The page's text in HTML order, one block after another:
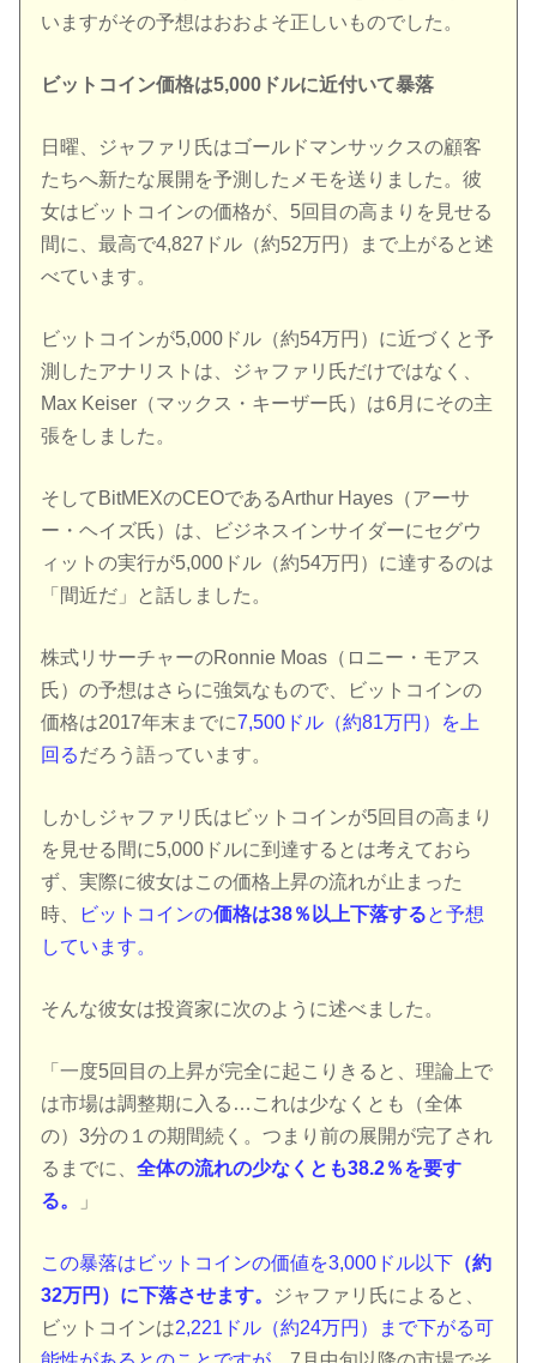
いますがその予想はおおよそ正しいものでした。
ビットコイン価格は5,000ドルに近付いて暴落
日曜、ジャファリ氏はゴールドマンサックスの顧客
たちへ新たな展開を予測したメモを送りました。彼
女はビットコインの価格が、5回目の高まりを見せる
間に、最高で4,827ドル（約52万円）まで上がると述
べています。
ビットコインが5,000ドル（約54万円）に近づくと予
測したアナリストは、ジャファリ氏だけではなく、
Max Keiser（マックス・キーザー氏）は6月にその主
張をしました。
そしてBitMEXのCEOであるArthur Hayes（アーサ
ー・ヘイズ氏）は、ビジネスインサイダーにセグウ
ィットの実行が5,000ドル（約54万円）に達するのは
「間近だ」と話しました。
株式リサーチャーのRonnie Moas（ロニー・モアス
氏）の予想はさらに強気なもので、ビットコインの
価格は2017年末までに7,500ドル（約81万円）を上
回るだろう語っています。
しかしジャファリ氏はビットコインが5回目の高まり
を見せる間に5,000ドルに到達するとは考えておら
ず、実際に彼女はこの価格上昇の流れが止まった
時、
ビットコインの価格は38％以上下落すると予想
しています。
そんな彼女は投資家に次のように述べました。
「一度5回目の上昇が完全に起こりきると、理論上で
は市場は調整期に入る…これは少なくとも（全体
の）3分の１の期間続く。つまり前の展開が完了され
るまでに、全体の流れの少なくとも38.2％を要す
る。
」
この暴落はビットコインの価値を3,000ドル以下 （約
32万円）に下落させます。
ジャファリ氏によると、
ビットコインは2,221ドル（約24万円）まで下がる可